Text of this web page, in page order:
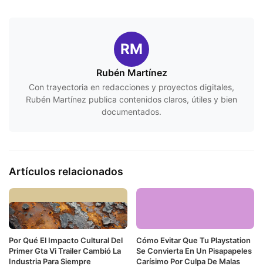
RM
Rubén Martínez
Con trayectoria en redacciones y proyectos digitales,
Rubén Martínez publica contenidos claros, útiles y bien
documentados.
Artículos relacionados
Por Qué El Impacto Cultural Del
Primer Gta Vi Trailer Cambió La
Industria Para Siempre
Cómo Evitar Que Tu Playstation
Se Convierta En Un Pisapapeles
Carísimo Por Culpa De Malas